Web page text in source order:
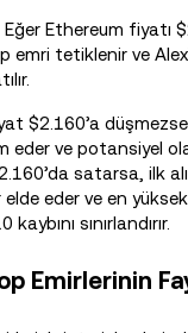
Eğer Ethereum fiyatı
emri tetiklenir ve
$2.160’a
eder ve potansiyel
satarsa, ilk
elde eder ve en
sınırlandırır.
Emirlerinin